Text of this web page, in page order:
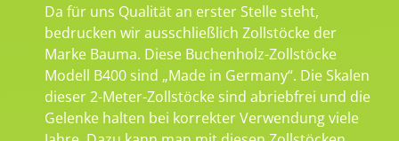
Da für uns Qualität an erster Stelle steht,
bedrucken wir ausschließlich Zollstöcke der
Marke Bauma. Diese Buchenholz-Zollstöcke
Modell B400 sind „Made in Germany“. Die Skalen
dieser 2-Meter-Zollstöcke sind abriebfrei und die
Gelenke halten bei korrekter Verwendung viele